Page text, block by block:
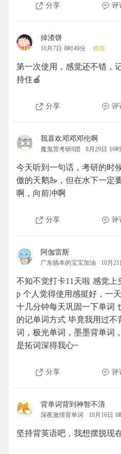
分享 评
掉渣饼
10月7日 8时49分 精选
第一次使用，感觉还不错，
持住🍎
分享 评
我喜欢邓邓邓伦啊
魔鬼营考研8团 8月29日 16
今天听到一句话，考研的时
傲的天鹅🦢，但在水下一定
啊，向前冲啊
分享 评
阿伽雷斯
广东插本的宝宝加油 10月
不知不觉打卡11天啦 感觉上
p 个人觉得使用感挺好，一
十几分钟每天巩固一下单词
的记单词方式 毕竟我用过
词，极光单词，墨墨背单词
是拓词深得我心~
分享 评
背单词背到神智不清
深夜激情背单词 10月16日 0
坚持背英语吧，我想摆脱现